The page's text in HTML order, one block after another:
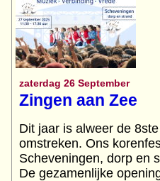
zaterdag 26 September
Zingen aan Zee
Dit jaar is alweer de
omstreken. Ons
Scheveningen, dorp en
De gezamenlijke